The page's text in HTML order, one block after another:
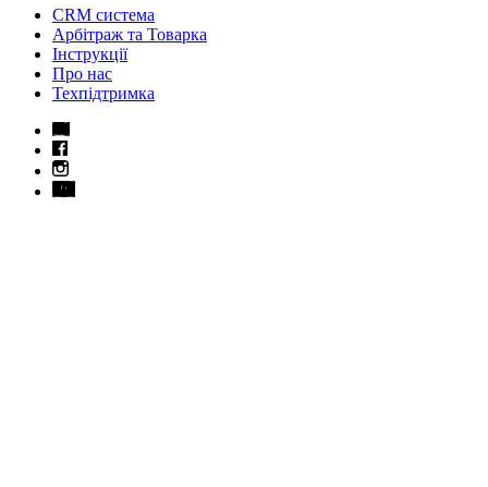
CRM система
Арбітраж та Товарка
Інструкції
Про нас
Техпідтримка